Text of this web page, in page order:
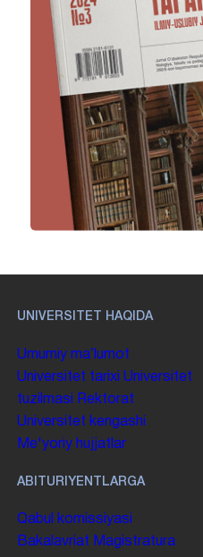
UNIVERSITET HAQIDA
Umumiy maʼlumot
Universitet tarixi Universitet
tuzilmasi Rektorat
Universitet kengashi
Me'yoriy hujjatlar
ABITURIYENTLARGA
Qabul komissiyasi
Bakalavriat Magistratura